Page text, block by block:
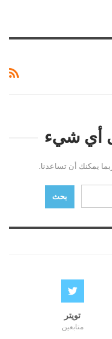
أي شيء
يمكنك أن تساعدنا.
تويتر
متابعين